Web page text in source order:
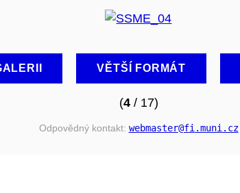
VĚTŠÍ FORMÁT
(4/ 17)
Odpovědný kontakt: webmaster@fi .muni .cz